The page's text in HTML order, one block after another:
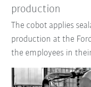
production
The cobot applies
production at the
the employees in